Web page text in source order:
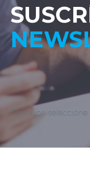
Por favor,